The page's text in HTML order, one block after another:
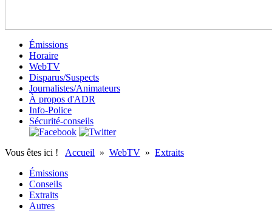
Émissions
Horaire
WebTV
Disparus/Suspects
Journalistes/Animateurs
À propos d'ADR
Info-Police
Sécurité-conseils
Vous êtes ici ! Accueil » WebTV » Extraits
Émissions
Conseils
Extraits
Autres